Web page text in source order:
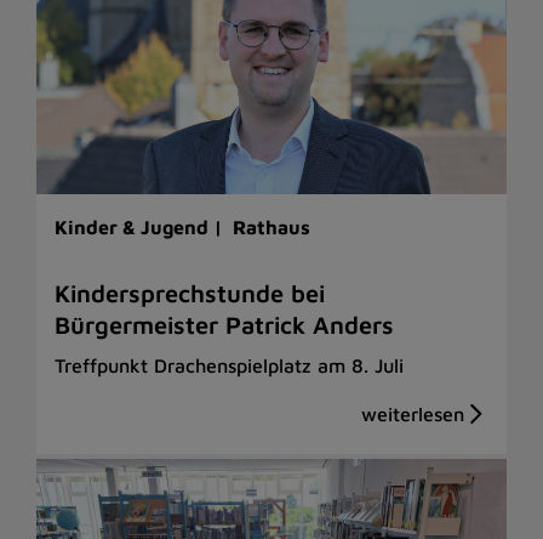
Kinder & Jugend | Rathaus
Kindersprechstunde bei
Bürgermeister Patrick Anders
Treffpunkt Drachenspielplatz am 8. Juli